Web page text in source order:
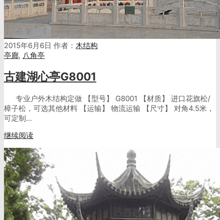
2015年6月6日 作者： 木结构
亭廊, 八角亭
古建湖心亭G8001
专业户外木结构定做 【型号】 G8001 【材质】 进口花旗松/
樟子松，可选其他材料 【运输】 物流运输 【尺寸】 对角4.5米，
可定制…
继续阅读